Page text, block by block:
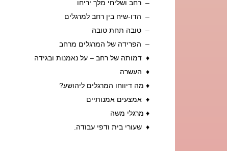
– רחב ושליחי מלך יריחו
– הדו-שיח בין רחב למרגלים
– טובה תחת טובה
– הפרידה של המרגלים מרחב
♦ דמותה של רחב – על נאמנות ובגידה
♦ העשרה
♦ מה דיווחו המרגלים ליהושע?
♦ אמצעים אמנותיים
♦ מרגלי משה
♦ שעורי בית ודפי עבודה.